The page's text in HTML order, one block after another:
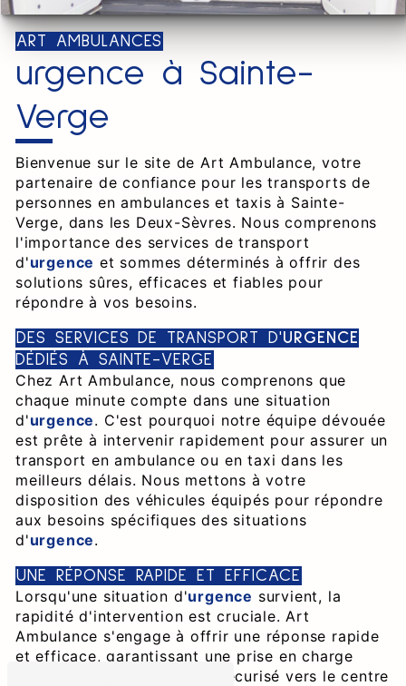
ART AMBULANCES
urgence à Sainte-
Verge
Bienvenue sur le site de Art Ambulance, votre
partenaire de confiance pour les transports de
personnes en ambulances et taxis à Sainte-
Verge, dans les Deux-Sèvres. Nous comprenons
l'importance des services de transport
d'urgence et sommes déterminés à offrir des
solutions sûres, efficaces et fiables pour
répondre à vos besoins.
DES SERVICES DE TRANSPORT D'URGENCE
DÉDIÉS À SAINTE-VERGE
Chez Art Ambulance, nous comprenons que
chaque minute compte dans une situation
d'urgence. C'est pourquoi notre équipe dévouée
est prête à intervenir rapidement pour assurer un
transport en ambulance ou en taxi dans les
meilleurs délais. Nous mettons à votre
disposition des véhicules équipés pour répondre
aux besoins spécifiques des situations
d'urgence.
UNE RÉPONSE RAPIDE ET EFFICACE
Lorsqu'une situation d'urgence survient, la
rapidité d'intervention est cruciale. Art
Ambulance s'engage à offrir une réponse rapide
et efficace, garantissant une prise en charge
immédiate et un transport sécurisé vers le centre